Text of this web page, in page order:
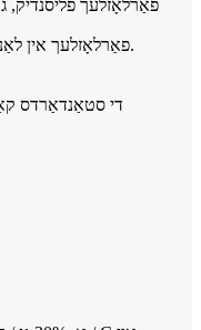
פאַרלאָזלעך פליסנדיק,
7. פאַרלאָזלעך אין לאַנד, שטאָט אָדער פאַבריק ינווייראַנמאַנץ.